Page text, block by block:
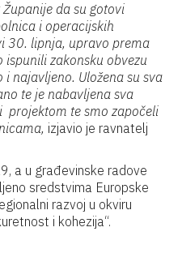
da su gotovi
i operacijskih
30. lipnja, upravo prema
zakonsku obvezu
najavljeno. Uložena su sva
te je nabavljena sva
projektom te smo započeli
izjavio je ravnatelj
a u građevinske radove
sredstvima Europske
razvoj u okviru
i kohezija“.